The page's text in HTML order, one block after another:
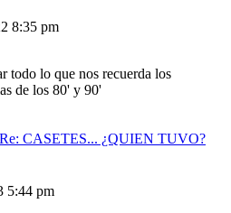
8:35 pm
todo lo que nos recuerda los
de los 80' y 90'
Re: CASETES... ¿QUIEN TUVO?
5:44 pm